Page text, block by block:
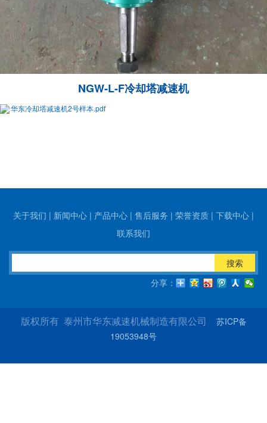
NGW-L-F冷却塔减速机
华东冷却塔减速机2号样本.pdf
关于我们 | 新闻中心 | 产品中心 | 售后服务 | 荣誉资质 | 下载中心 |
联系我们
搜索
分享：
版权所有 泰州市华东减速机械制造有限公司 苏ICP备
19053948号